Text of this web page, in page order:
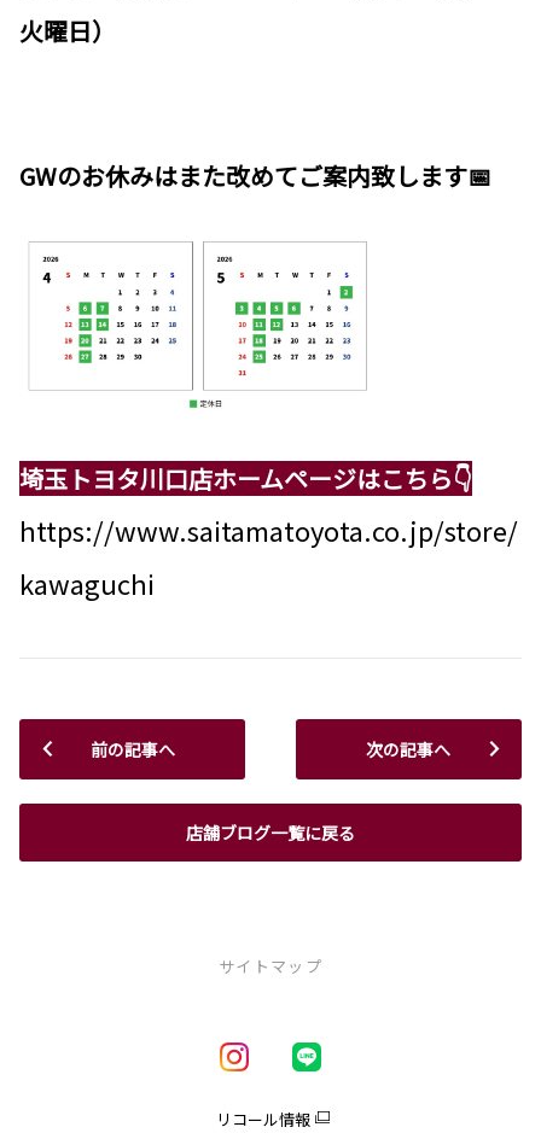
火曜日）
GWのお休みはまた改めてご案内致します📅
埼玉トヨタ川口店ホームページはこちら👇
https://www.saitamatoyota.co.jp/store/
kawaguchi
前の記事へ
店舗ブログ一覧に戻る
次の記事へ
サイトマップ
リコール情報